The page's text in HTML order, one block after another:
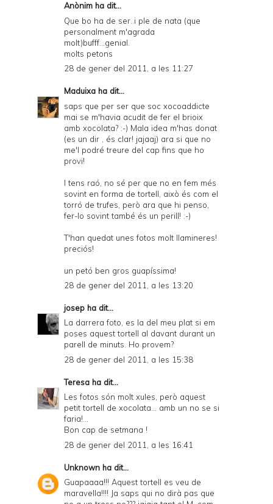
Anònim ha dit...
Que bo ha de ser..i ple de nata (que
personalment m'agrada
molt)bufff...genial.
molts petons
28 de gener del 2011, a les 11:27
Maduixa ha dit...
saps que per ser que soc xocoaddicte
mai se m'havia acudit de fer el brioix
amb xocolata? :-) Mala idea m'has donat
(es un dir , és clar! jajaaj) ara si que no
me'l podré treure del cap fins que ho
provi!
I tens raó, no sé per que no en fem més
sovint en forma de tortell, això és com el
torró de trufes, però ara que hi penso,
fer-lo sovint també és un perill! :-)
T'han quedat unes fotos molt llamineres!
preciós!
un petó ben gros guapíssima!
28 de gener del 2011, a les 13:20
josep ha dit...
La darrera foto, es la del meu plat si em
poses aquest tortell al davant durant un
parell de minuts. Ho provem?
28 de gener del 2011, a les 15:38
Teresa ha dit...
Les fotos són molt xules, però aquest
petit tortell de xocolata... amb un no se si
faria!...
Bon cap de setmana !
28 de gener del 2011, a les 16:41
Unknown ha dit...
Guapaaaa!!! Aquest tortell es veu de
maravella!!!! Ja saps qui no dirà pas que